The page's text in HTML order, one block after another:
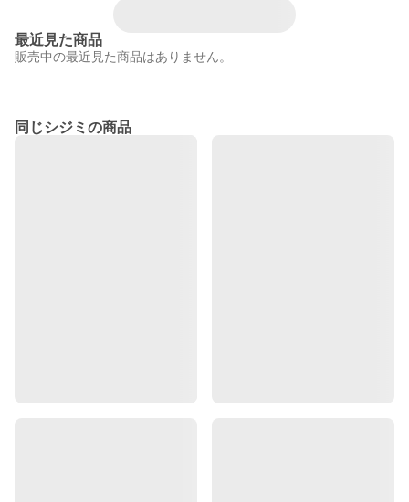
最近見た商品
販売中の最近見た商品はありません。
同じシジミの商品